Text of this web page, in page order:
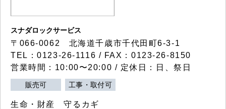
スナダロックサービス
〒066-0062 北海道千歳市千代田町6-3-1
TEL：0123-26-1116 / FAX：0123-26-8150
営業時間：10:00〜20:00 / 定休日：日、祭日
販売可 工事・取付可
生命・財産 守るカギ